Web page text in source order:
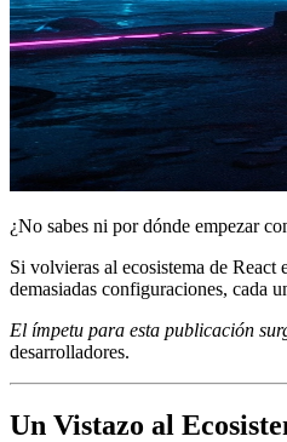
¿No sabes ni por dónde empezar
Si volvieras al ecosistema de React
demasiadas configuraciones, cada
El ímpetu para esta publicación
desarrolladores.
Un Vistazo al